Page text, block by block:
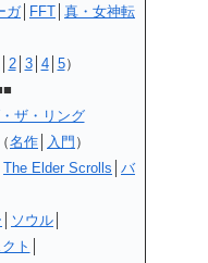
ガ│ FFT 真・女神転
2│ 3│ 4│ 5）
ザ・リング
（名作 入門 ）
The Elder Scrolls バ
ソウル
ト